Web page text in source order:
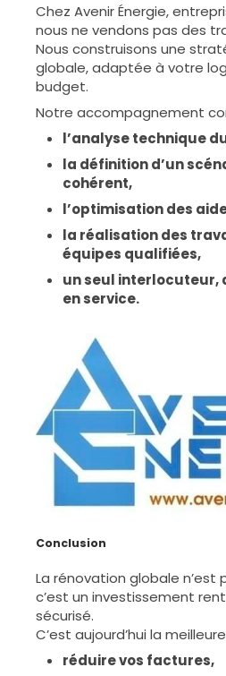
Chez Avenir Énergie,
nous ne vendons pas des
Nous construisons une
globale, adaptée à votre
budget.
Notre accompagnement
l’analyse technique
la définition d’un
cohérent,
l’optimisation des
la réalisation des
équipes qualifiées,
un seul interlocuteur,
en service.
Conclusion
La rénovation globale n’est
c’est un investissement
sécurisé.
C’est aujourd’hui la
réduire vos factures,